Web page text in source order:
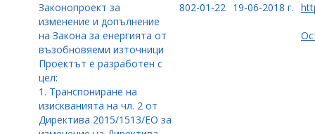
Законопроект за
изменение и допълнение
на Закона за енергията от
възобновяеми източници
Проектът е разработен с
цел:
1. Транспониране на
изискванията на чл. 2 от
Директива 2015/1513/ЕО за
802-01-22 19-06-2018 г.